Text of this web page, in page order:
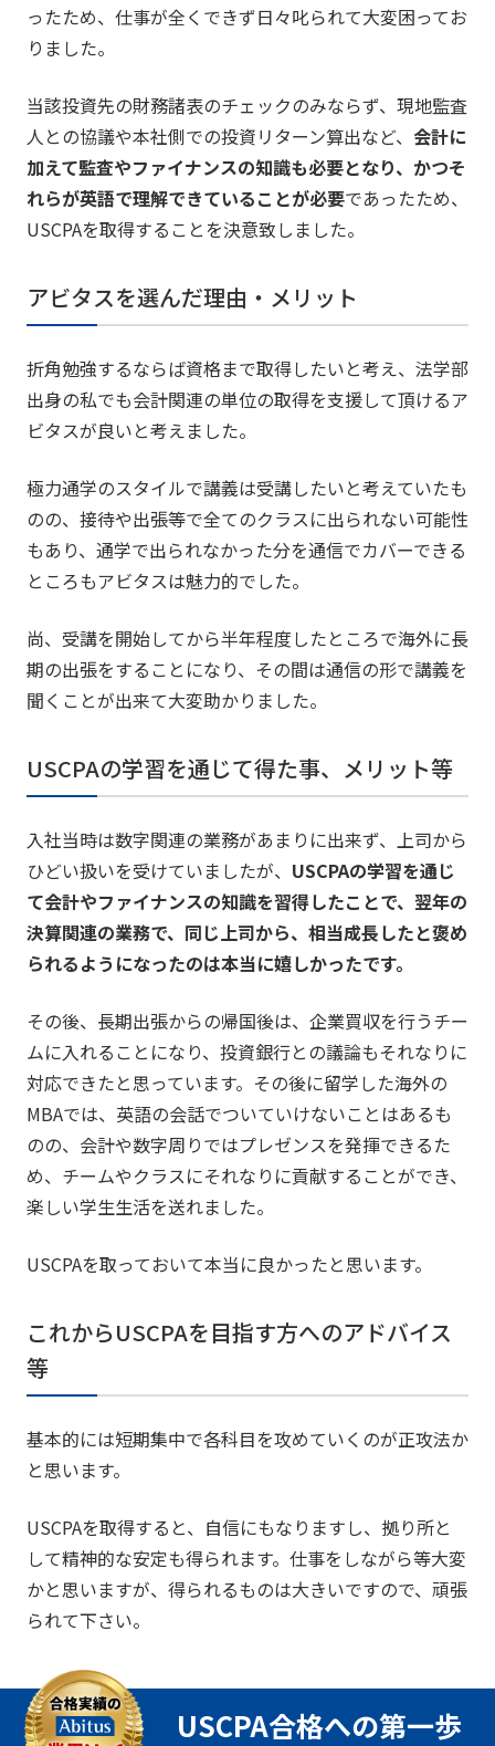
ったため、仕事が全くできず日々叱られて大変困ってお
りました。
当該投資先の財務諸表のチェックのみならず、現地監査
人との協議や本社側での投資リターン算出など、 会計に
加えて監査やファイナンスの知識も必要となり、かつそ
れらが英語で理解できていることが必要であったため、
USCPAを取得することを決意致しました。
アビタスを選んだ理由・メリット
折角勉強するならば資格まで取得したいと考え、法学部
出身の私でも会計関連の単位の取得を支援して頂けるア
ビタスが良いと考えました。
極力通学のスタイルで講義は受講したいと考えていたも
のの、接待や出張等で全てのクラスに出られない可能性
もあり、通学で出られなかった分を通信でカバーできる
ところもアビタスは魅力的でした。
尚、受講を開始してから半年程度したところで海外に長
期の出張をすることになり、その間は通信の形で講義を
聞くことが出来て大変助かりました。
USCPAの学習を通じて得た事、メリット等
入社当時は数字関連の業務があまりに出来ず、上司から
ひどい扱いを受けていましたが、 USCPAの学習を通じ
て会計やファイナンスの知識を習得したことで、翌年の
決算関連の業務で、同じ上司から、相当成長したと褒め
られるようになったのは本当に嬉しかったです。
その後、長期出張からの帰国後は、企業買収を行うチー
ムに入れることになり、投資銀行との議論もそれなりに
対応できたと思っています。その後に留学した海外の
MBAでは、英語の会話でついていけないことはあるも
のの、会計や数字周りではプレゼンスを発揮できるた
め、チームやクラスにそれなりに貢献することができ、
楽しい学生生活を送れました。
USCPAを取っておいて本当に良かったと思います。
これからUSCPAを目指す方へのアドバイス
等
基本的には短期集中で各科目を攻めていくのが正攻法か
と思います。
USCPAを取得すると、自信にもなりますし、拠り所と
して精神的な安定も得られます。仕事をしながら等大変
かと思いますが、得られるものは大きいですので、頑張
られて下さい。
USCPA合格への第一歩